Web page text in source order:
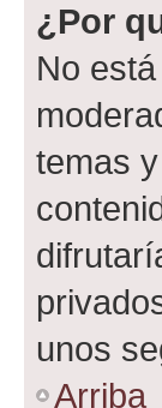
¿Por
No
temas
unos
Arriba